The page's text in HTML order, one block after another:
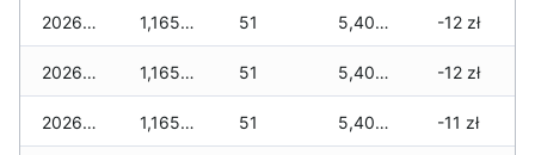
2026-04-23 1,165 zł 51 5,405 zł -12 zł
2026-04-22 1,165 zł 51 5,405 zł -12 zł
2026-04-21 1,165 zł 51 5,405 zł -11 zł